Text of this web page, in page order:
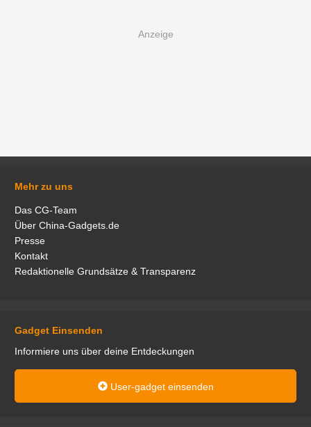
Mehr zu uns
Das CG-Team
Über China-Gadgets.de
Presse
Kontakt
Redaktionelle Grundsätze & Transparenz
Gadget Einsenden
Informiere uns über deine Entdeckungen
User-gadget einsenden